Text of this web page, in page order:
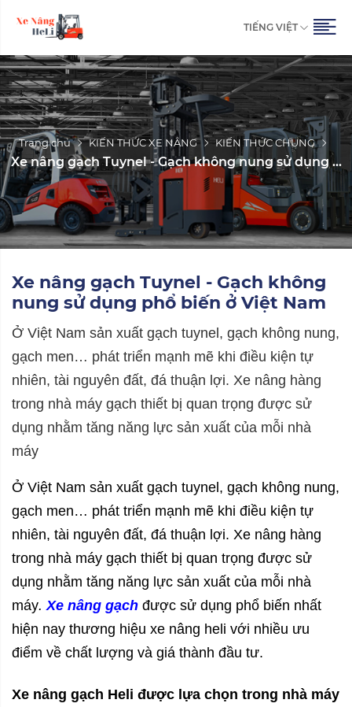
TIẾNG VIỆT
Trang chủ KIẾN THỨC XE NÂNG KIẾN THỨC CHUNG
Xe nâng gạch Tuynel - Gạch không nung sử dụng ...
Xe nâng gạch Tuynel - Gạch không
nung sử dụng phổ biến ở Việt Nam
Ở Việt Nam sản xuất gạch tuynel, gạch không nung,
gạch men… phát triển mạnh mẽ khi điều kiện tự
nhiên, tài nguyên đất, đá thuận lợi. Xe nâng hàng
trong nhà máy gạch thiết bị quan trọng được sử
dụng nhằm tăng năng lực sản xuất của mỗi nhà
máy
Ở Việt Nam sản xuất gạch tuynel, gạch không nung,
gạch men… phát triển mạnh mẽ khi điều kiện tự
nhiên, tài nguyên đất, đá thuận lợi. Xe nâng hàng
trong nhà máy gạch thiết bị quan trọng được sử
dụng nhằm tăng năng lực sản xuất của mỗi nhà
máy.Xe nâng gạch được sử dụng phổ biến nhất
hiện nay thương hiệu xe nâng heli với nhiều ưu
điểm về chất lượng và giá thành đầu tư.
Xe nâng gạch Heli được lựa chọn trong nhà máy